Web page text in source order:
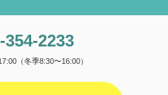
354-2233
（冬季8:30〜16:00）